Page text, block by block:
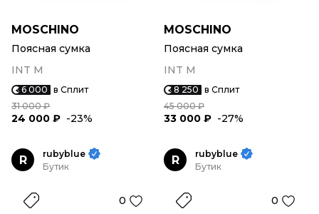
MOSCHINO
Поясная сумка
INT M
6 000 в Сплит
31 000 ₽
24 000 ₽ -23%
MOSCHINO
Поясная сумка
INT M
8 250 в Сплит
45 000 ₽
33 000 ₽ -27%
R
rubyblue
Бутик
0
R
rubyblue
Бутик
0